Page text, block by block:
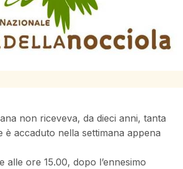
non riceveva, da dieci anni, tanta
è accaduto nella settimana appena
alle ore 15.00, dopo l’ennesimo